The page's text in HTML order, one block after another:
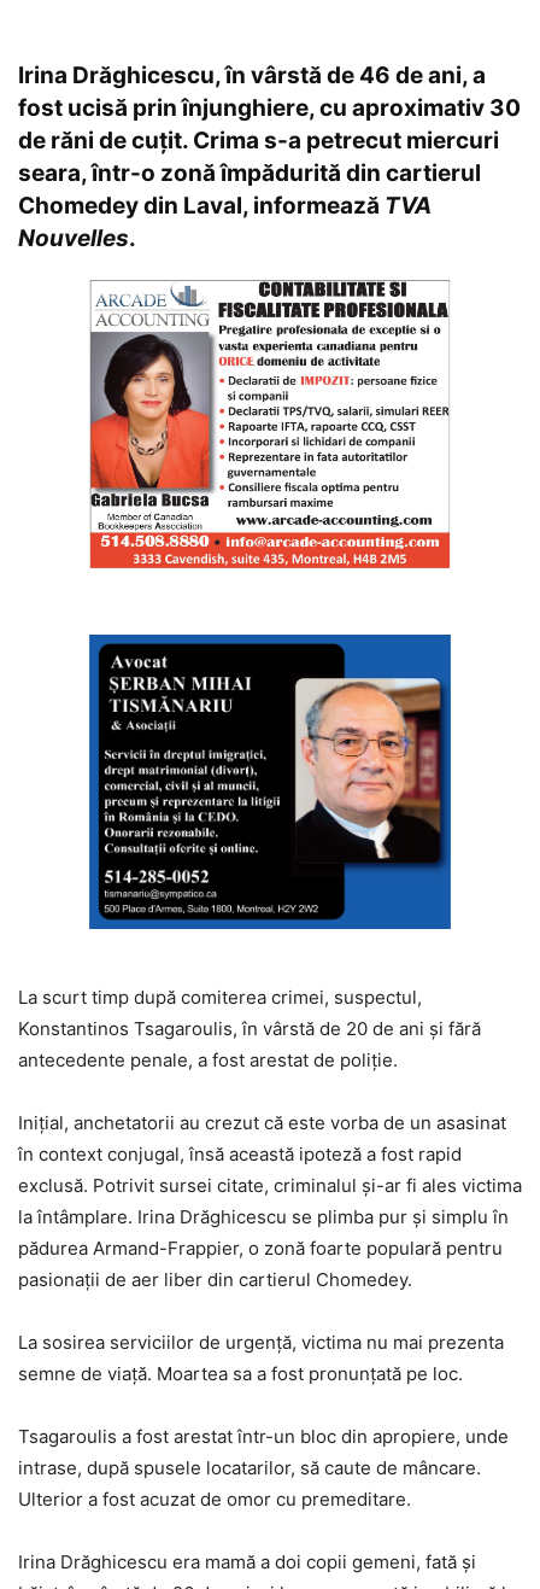
Irina Drăghicescu, în vârstă de 46 de ani, a
fost ucisă prin înjunghiere, cu aproximativ 30
de răni de cuțit. Crima s-a petrecut miercuri
seara, într-o zonă împădurită din cartierul
Chomedey din Laval, informează TVA
Nouvelles.
La scurt timp după comiterea crimei, suspectul,
Konstantinos Tsagaroulis, în vârstă de 20 de ani și fără
antecedente penale, a fost arestat de poliție.
Inițial, anchetatorii au crezut că este vorba de un asasinat
în context conjugal, însă această ipoteză a fost rapid
exclusă. Potrivit sursei citate, criminalul și-ar fi ales victima
la întâmplare. Irina Drăghicescu se plimba pur și simplu în
pădurea Armand-Frappier, o zonă foarte populară pentru
pasionații de aer liber din cartierul Chomedey.
La sosirea serviciilor de urgență, victima nu mai prezenta
semne de viață. Moartea sa a fost pronunțată pe loc.
Tsagaroulis a fost arestat într-un bloc din apropiere, unde
intrase, după spusele locatarilor, să caute de mâncare.
Ulterior a fost acuzat de omor cu premeditare.
Irina Drăghicescu era mamă a doi copii gemeni, fată și